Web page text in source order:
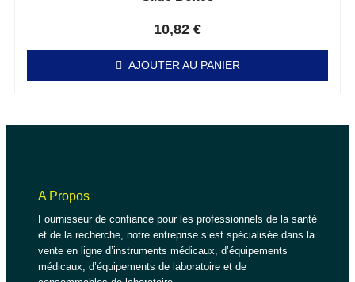
10,82 €
AJOUTER AU PANIER
A Propos
Fournisseur de confiance pour les professionnels de la santé
et de la recherche, notre entreprise s’est spécialisée dans la
vente en ligne d’instruments médicaux, d’équipements
médicaux, d’équipements de laboratoire et de